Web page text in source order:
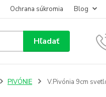
Ochrana súkromia Blog
Hľadať
PIVÓNIE V.Pivónia 9cm